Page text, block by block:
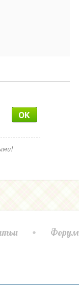
OK
Форум